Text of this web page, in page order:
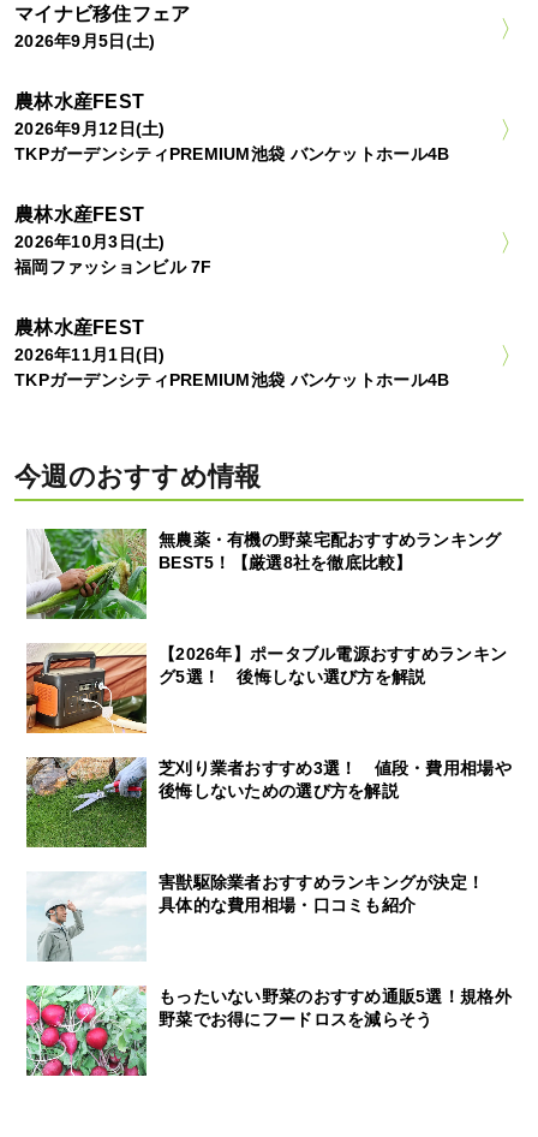
マイナビ移住フェア
2026年9月5日(土)
農林水産FEST
2026年9月12日(土)
TKPガーデンシティPREMIUM池袋 バンケットホール4B
農林水産FEST
2026年10月3日(土)
福岡ファッションビル 7F
農林水産FEST
2026年11月1日(日)
TKPガーデンシティPREMIUM池袋 バンケットホール4B
今週のおすすめ情報
無農薬・有機の野菜宅配おすすめランキング
BEST5！【厳選8社を徹底比較】
【2026年】ポータブル電源おすすめランキン
グ5選！ 後悔しない選び方を解説
芝刈り業者おすすめ3選！ 値段・費用相場や
後悔しないための選び方を解説
害獣駆除業者おすすめランキングが決定！
具体的な費用相場・口コミも紹介
もったいない野菜のおすすめ通販5選！規格外
野菜でお得にフードロスを減らそう